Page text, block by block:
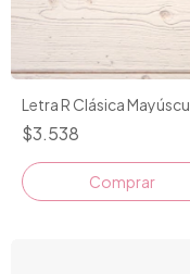
Letra R Clásica
$3.538
Comprar